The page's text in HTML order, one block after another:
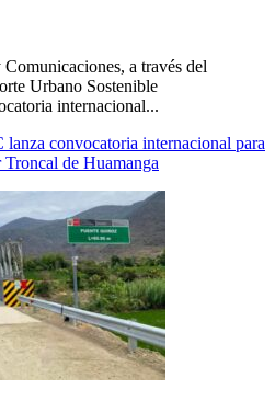
a través del
Urbano Sostenible
internacional...
lanza convocatoria internacional para
de Huamanga